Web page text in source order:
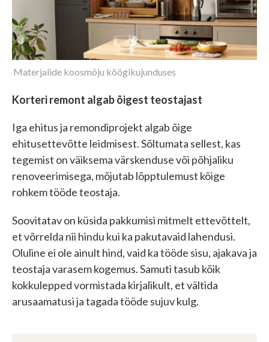
Materjalide koosmõju köögikujunduses
Korteri remont algab õigest teostajast
Iga ehitus ja remondiprojekt algab õige
ehitusettevõtte leidmisest. Sõltumata sellest, kas
tegemist on väiksema värskenduse või põhjaliku
renoveerimisega, mõjutab lõpptulemust kõige
rohkem tööde teostaja.
Soovitatav on küsida pakkumisi mitmelt ettevõttelt,
et võrrelda nii hindu kui ka pakutavaid lahendusi.
Oluline ei ole ainult hind, vaid ka tööde sisu, ajakava ja
teostaja varasem kogemus. Samuti tasub kõik
kokkulepped vormistada kirjalikult, et vältida
arusaamatusi ja tagada tööde sujuv kulg.